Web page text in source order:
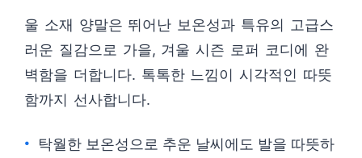
울 소재 양말은 뛰어난 보온성과 특유의 고급스
러운 질감으로 가을, 겨울 시즌 로퍼 코디에 완
벽함을 더합니다. 톡톡한 느낌이 시각적인 따뜻
함까지 선사합니다.
탁월한 보온성으로 추운 날씨에도 발을 따뜻하